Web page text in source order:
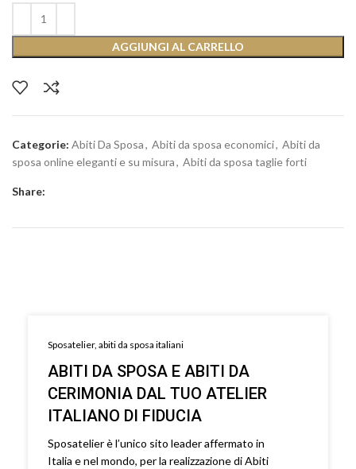
AGGIUNGI AL CARRELLO
Categorie: Abiti Da Sposa, Abiti da sposa economici, Abiti da
sposa online eleganti e su misura, Abiti da sposa taglie forti
Share:
Sposatelier, abiti da sposa italiani
ABITI DA SPOSA E ABITI DA
CERIMONIA DAL TUO ATELIER
ITALIANO DI FIDUCIA
Sposatelier è l’unico sito leader affermato in
Italia e nel mondo, per la realizzazione di Abiti